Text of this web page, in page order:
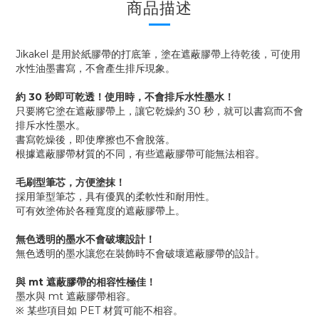
商品描述
Jikakel 是用於紙膠帶的打底筆，塗在遮蔽膠帶上待乾後，可使用
水性油墨書寫，不會產生排斥現象。
約 30 秒即可乾透！使用時，不會排斥水性墨水！
只要將它塗在遮蔽膠帶上，讓它乾燥約 30 秒，就可以書寫而不會
排斥水性墨水。
書寫乾燥後，即使摩擦也不會脫落。
根據遮蔽膠帶材質的不同，有些遮蔽膠帶可能無法相容。
毛刷型筆芯，方便塗抹！
採用筆型筆芯，具有優異的柔軟性和耐用性。
可有效塗佈於各種寬度的遮蔽膠帶上。
無色透明的墨水不會破壞設計！
無色透明的墨水讓您在裝飾時不會破壞遮蔽膠帶的設計。
與 mt 遮蔽膠帶的相容性極佳！
墨水與 mt 遮蔽膠帶相容。
※ 某些項目如 PET 材質可能不相容。